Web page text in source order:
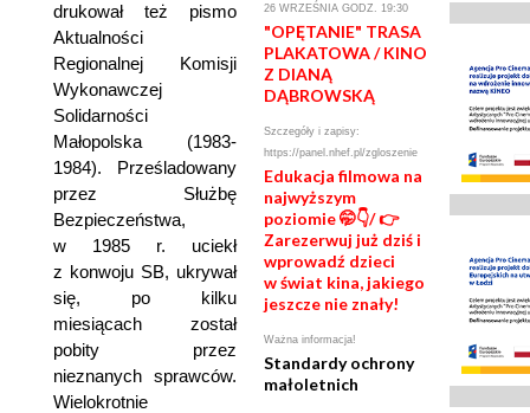
drukował też pismo
Aktualności
Regionalnej Komisji
Wykonawczej
Solidarności
Małopolska (1983-
1984). Prześladowany
przez Służbę
Bezpieczeństwa,
w 1985 r. uciekł
z konwoju SB, ukrywał
się, po kilku
miesiącach został
pobity przez
nieznanych sprawców.
Wielokrotnie
26 WRZEŚNIA GODZ. 19:30
"OPĘTANIE" TRASA
PLAKATOWA / KINO
Z DIANĄ
DĄBROWSKĄ
Szczegóły i zapisy:
https://panel.nhef.pl/zgloszenie
Edukacja filmowa na
najwyższym
poziomie 🤭👇/ 👉
Zarezerwuj już dziś i
wprowadź dzieci
w świat kina, jakiego
jeszcze nie znały!
Ważna informacja!
Standardy ochrony
małoletnich